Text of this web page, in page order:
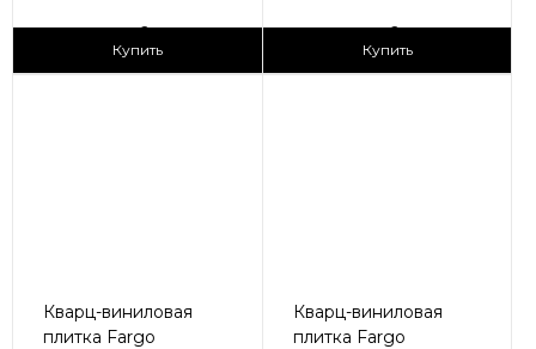
2
Купить
2
Купить
Кварц-виниловая
плитка Fargo
Кварц-виниловая
плитка Fargo